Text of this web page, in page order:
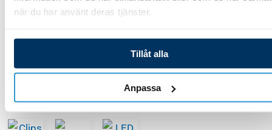
när du har använt deras tjänster.
Tillåt alla
Anpassa
209,00 kr 10,00kr
Du Kanske Också Gillar …